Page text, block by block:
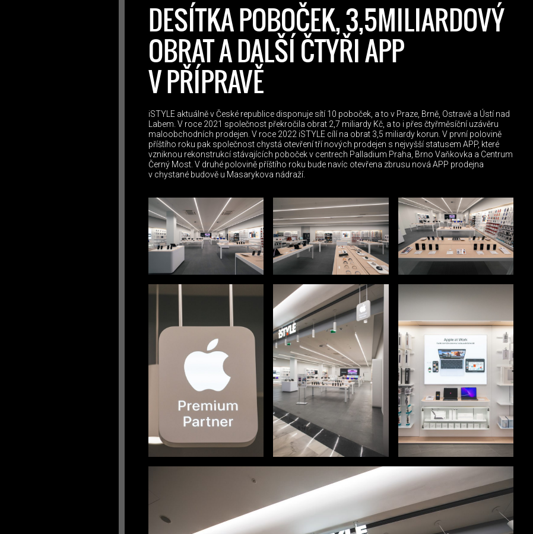
DESÍTKA POBOČEK, 3,5MILIARDOVÝ
OBRAT A DALŠÍ ČTYŘI APP
V PŘÍPRAVĚ
iSTYLE aktuálně v České republice disponuje sítí 10 poboček, a to v Praze, Brně, Ostravě a Ústí nad
Labem. V roce 2021 společnost překročila obrat 2,7 miliardy Kč, a to i přes čtyřměsíční uzávěru
maloobchodních prodejen. V roce 2022 iSTYLE cílí na obrat 3,5 miliardy korun. V první polovině
příštího roku pak společnost chystá otevření tří nových prodejen s nejvyšší statusem APP, které
vzniknou rekonstrukcí stávajících poboček v centrech Palladium Praha, Brno Vaňkovka a Centrum
Černý Most. V druhé polovině příštího roku bude navíc otevřena zbrusu nová APP prodejna
v chystané budově u Masarykova nádraží.